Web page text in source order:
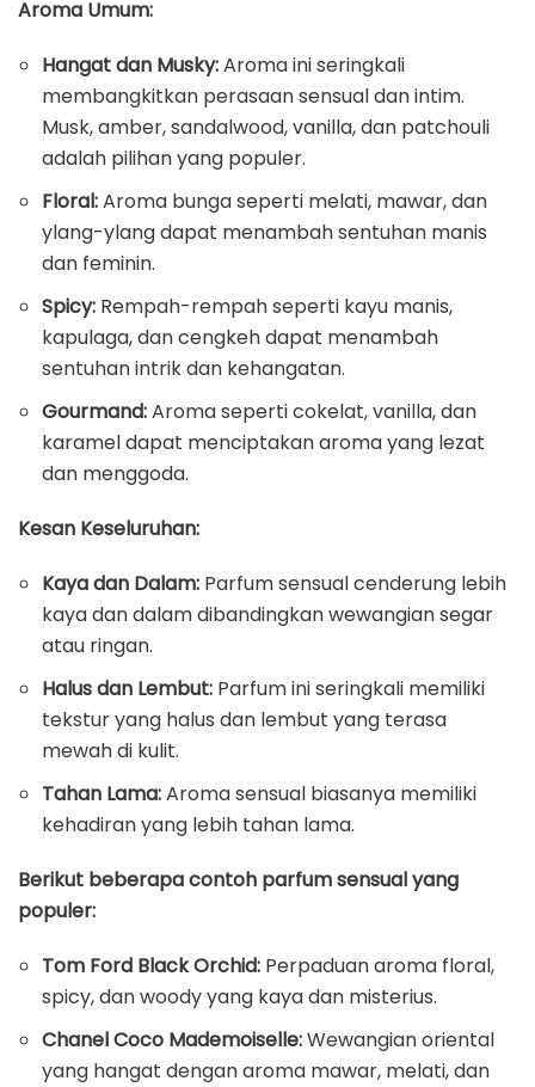
Aroma Umum:
Hangat dan Musky:Aroma ini seringkali
membangkitkan perasaan sensual dan intim.
Musk, amber, sandalwood, vanilla, dan patchouli
adalah pilihan yang populer.
Floral:Aroma bunga seperti melati, mawar, dan
ylang-ylang dapat menambah sentuhan manis
dan feminin.
Spicy: Rempah-rempah seperti kayu manis,
kapulaga, dan cengkeh dapat menambah
sentuhan intrik dan kehangatan.
Gourmand:Aroma seperti cokelat, vanilla, dan
karamel dapat menciptakan aroma yang lezat
dan menggoda.
Kesan Keseluruhan:
Kaya dan Dalam: Parfum sensual cenderung lebih
kaya dan dalam dibandingkan wewangian segar
atau ringan.
Halus dan Lembut: Parfum ini seringkali memiliki
tekstur yang halus dan lembut yang terasa
mewah di kulit.
Tahan Lama:Aroma sensual biasanya memiliki
kehadiran yang lebih tahan lama.
Berikut beberapa contoh parfum sensual yang
populer:
Tom Ford Black Orchid: Perpaduan aroma floral,
spicy, dan woody yang kaya dan misterius.
Chanel Coco Mademoiselle:Wewangian oriental
yang hangat dengan aroma mawar, melati, dan